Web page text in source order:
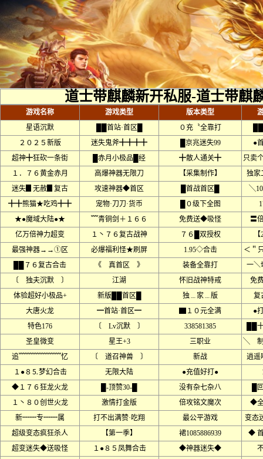
道士带麒麟新开私服-道士带麒
游戏名称 游戏类型 版本类型
星语沉默
██首站·首区█ ０充〝全靠打
２０２５新版
迷失鬼斧╋╋╋╋ █京兆迷失99
●
超神╋狂砍一条街
█赤月小极品█经 ╋散人通关╋
只卖
１．７６黄金赤月
高爆神器无限刀 【采集制作】
独家
迷失▊无赦▊复古
攻速神器◆首区 █首战首区█
╋╋熊猫★吃鸡╋╋
宠物·刀刀·货币 █０级下全图
★●魔域大陆●★
﹌青铜剑＋１６６ 免费送◆吸怪
〓
亿万倍神力超变
１丶７６复古战神 ７６█双授权
最强神器→→①区
必爆福利怪★刷屏 1.95◇合击
＜＂
██７６复古合击
《 真首区 》 装备全靠打
一＼
〔 独夫沉默 〕
江湖 怀旧战神特戒
免
体验超好小极品+
新版██首区█ 独﹍家﹍版
大唐火龙
━首站·首区━ ▇１０元全满
●
特色176
〔 Lv沉默 〕 338581385
██
圣皇微变
星王+3 三职业
╲
追﹌﹌﹌﹌﹌﹌忆
〔 道召神兽 〕 新战
逍遥
１●８⒌梦幻合击
无限大陆 ●充值好打●
◆１７６狂龙火龙
█-顶赞30-█ 没有杂七杂八
█
１丶８０创世火龙
激情打金版 倍攻铭文魔次
◆
新┉┉专┉┉属
打不出满赞·吃翔 最公平游戏
变态
超级变态疯狂杀人
【第一季】 裙1085886939
◆
超变迷失◆送吸怪
１●８５凤舞合击 ◆神器迷失◆